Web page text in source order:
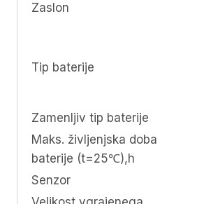
Zaslon
Tip baterije
Zamenljiv tip baterije
Maks. življenjska doba
baterije (t=25℃),h
Senzor